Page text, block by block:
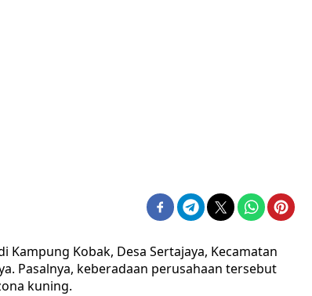
Kampung Kobak, Desa Sertajaya, Kecamatan
Pasalnya, keberadaan perusahaan tersebut
kuning.